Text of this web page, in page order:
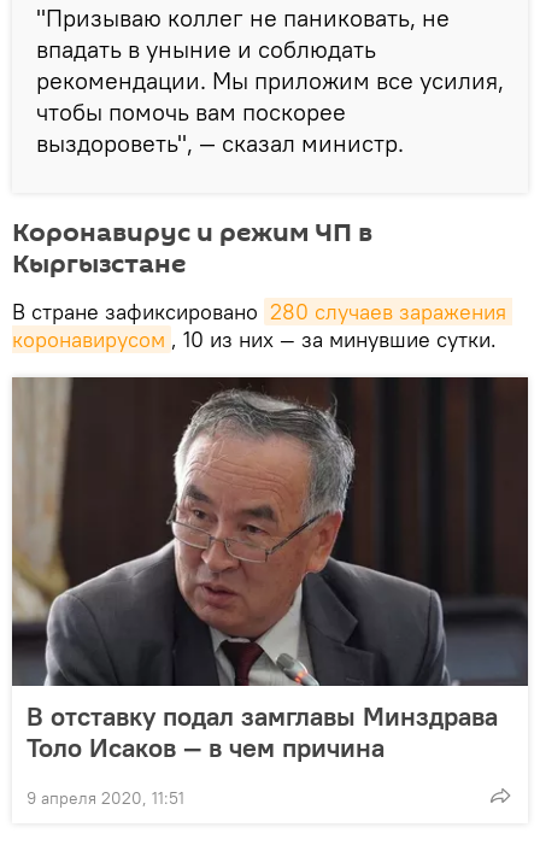
"Призываю коллег не паниковать, не
впадать в уныние и соблюдать
рекомендации. Мы приложим все усилия,
чтобы помочь вам поскорее
выздороветь", — сказал министр.
Коронавирус и режим ЧП в
Кыргызстане
В стране зафиксировано 280 случаев заражения
коронавирусом , 10 из них — за минувшие сутки.
В отставку подал замглавы Минздрава
Толо Исаков — в чем причина
9 апреля 2020, 11:51